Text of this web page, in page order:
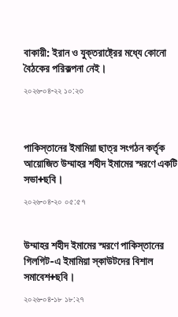
বাকায়ী: ইরান ও যুক্তরাষ্ট্রের মধ্যে কোনো
বৈঠকের পরিকল্পনা নেই।
২০২৬-০৪-২২ ১০:২৩
পাকিস্তানের ইমামিয়া ছাত্র সংগঠন কর্তৃক
আয়োজিত উম্মাহর শহীদ ইমামের স্মরণে একটি
সভা+ছবি।
২০২৬-০৪-২০ ০৫:৫৭
উম্মাহর শহীদ ইমামের স্মরণে পাকিস্তানের
গিলগিট-এ ইমামিয়া স্কাউটদের বিশাল
সমাবেশ+ছবি।
২০২৬-০৪-১৮ ১৮:২৭